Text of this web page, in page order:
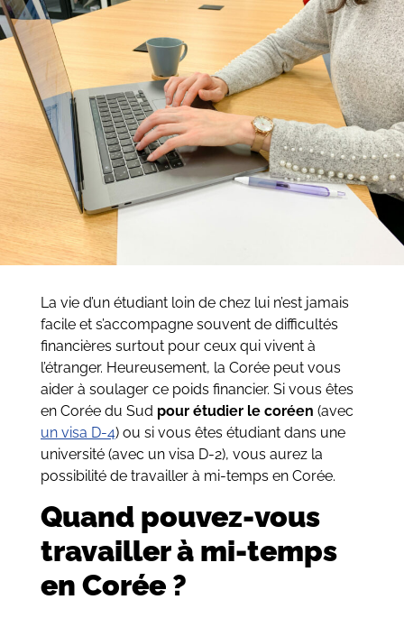
La vie d’un étudiant loin de chez lui n’est jamais
facile et s’accompagne souvent de difficultés
financières surtout pour ceux qui vivent à
l’étranger. Heureusement, la Corée peut vous
aider à soulager ce poids financier. Si vous êtes
en Corée du Sud pour étudier le coréen (avec
un visa D-4) ou si vous êtes étudiant dans une
université (avec un visa D-2), vous aurez la
possibilité de travailler à mi-temps en Corée.
Quand pouvez-vous
travailler à mi-temps
en Corée ?